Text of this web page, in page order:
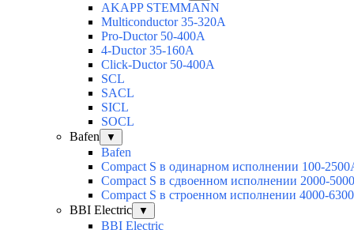
AKAPP STEMMANN
Multiconductor 35-320A
Pro-Ductor 50-400A
4-Ductor 35-160A
Click-Ductor 50-400A
SCL
SACL
SICL
SOCL
Bafen
▼
Bafen
Compact S в одинарном исполнении 100-
Compact S в сдвоенном исполнении 2000-
Compact S в строенном исполнении 4000-
BBI Electric
▼
BBI Electric